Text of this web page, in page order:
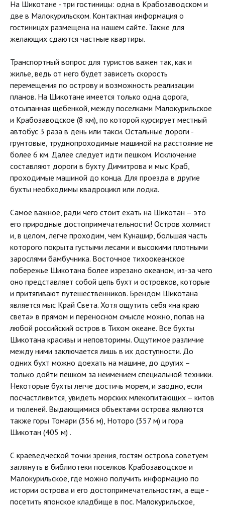
На Шикотане - три гостиницы: одна в Крабозаводском и
две в Малокурильском. Контактная информация о
гостиницах размещена на нашем сайте. Также для
желающих сдаются частные квартиры.
Транспортный вопрос для туристов важен так, как и
жилье, ведь от него будет зависеть скорость
перемещения по острову и возможность реализации
планов. На Шикотане имеется только одна дорога,
отсыпанная щебенкой, между поселками Малокурильское
и Крабозаводское (8 км), по которой курсирует местный
автобус 3 раза в день или такси. Остальные дороги -
грунтовые, труднопроходимые машиной на расстояние не
более 6 км. Далее следует идти пешком. Исключение
составляют дороги в бухту Димитрова и мыс Краб,
проходимые машиной до конца. Для проезда в другие
бухты необходимы квадроцикл или лодка.
Самое важное, ради чего стоит ехать на Шикотан – это
его природные достопримечательности! Остров холмист
и, в целом, легче проходим, чем Кунашир, большая часть
которого покрыта густыми лесами и высокими плотными
зарослями бамбучника. Восточное тихоокеанское
побережье Шикотана более изрезано океаном, из-за чего
оно представляет собой цепь бухт и островков, которые
и притягивают путешественников. Брендом Шикотана
является мыс Край Света. Хотя ощутить себя «на краю
света» в прямом и переносном смысле можно, попав на
любой российский остров в Тихом океане. Все бухты
Шикотана красивы и неповторимы. Ощутимое различие
между ними заключается лишь в их доступности. До
одних бухт можно доехать на машине, до других –
только дойти пешком за неимением специальной техники.
Некоторые бухты легче достичь морем, и заодно, если
посчастливится, увидеть морских млекопитающих – китов
и тюленей. Выдающимися объектами острова являются
также горы Томари (356 м), Ноторо (357 м) и гора
Шикотан (405 м) .
С краеведческой точки зрения, гостям острова советуем
заглянуть в библиотеки поселков Крабозаводское и
Малокурильское, где можно получить информацию по
истории острова и его достопримечательностям, а еще -
посетить японское кладбище в пос. Малокурильское,